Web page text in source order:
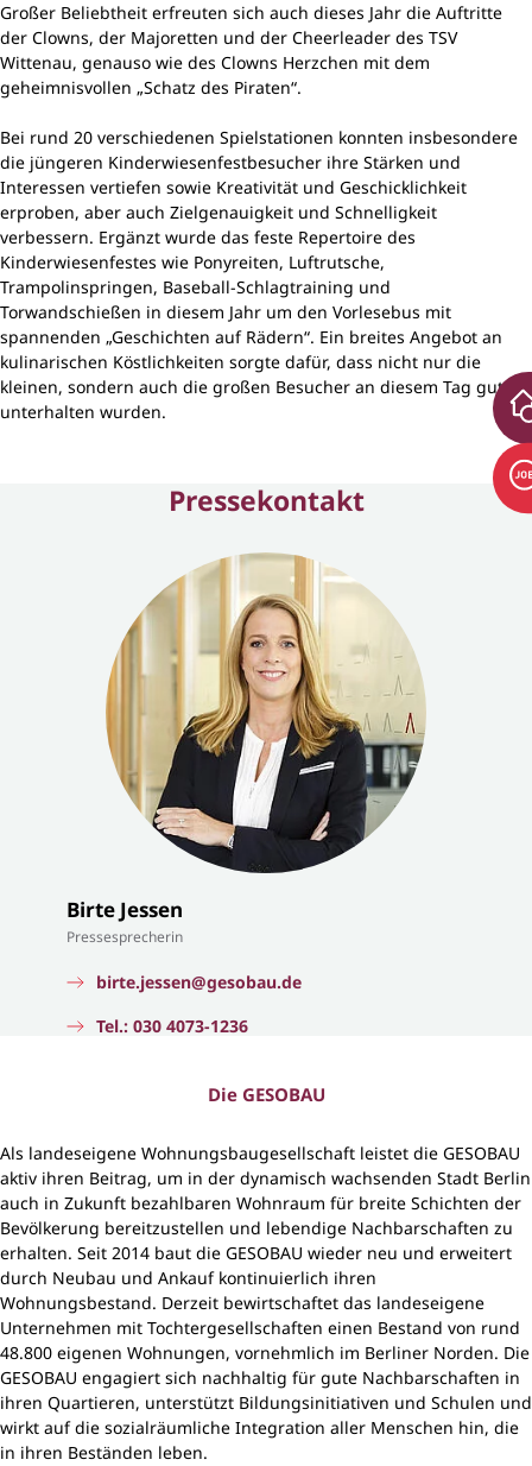
Großer Beliebtheit erfreuten sich auch dieses Jahr die Auftritte
der Clowns, der Majoretten und der Cheerleader des TSV
Wittenau, genauso wie des Clowns Herzchen mit dem
geheimnisvollen „Schatz des Piraten“.
Bei rund 20 verschiedenen Spielstationen konnten insbesondere
die jüngeren Kinderwiesenfestbesucher ihre Stärken und
Interessen vertiefen sowie Kreativität und Geschicklichkeit
erproben, aber auch Zielgenauigkeit und Schnelligkeit
verbessern. Ergänzt wurde das feste Repertoire des
Kinderwiesenfestes wie Ponyreiten, Luftrutsche,
Trampolinspringen, Baseball-Schlagtraining und
Torwandschießen in diesem Jahr um den Vorlesebus mit
spannenden „Geschichten auf Rädern“. Ein breites Angebot an
kulinarischen Köstlichkeiten sorgte dafür, dass nicht nur die
kleinen, sondern auch die großen Besucher an diesem Tag gut
unterhalten wurden.
Pressekontakt
Birte Jessen
Pressesprecherin
birte.jessen@gesobau.de
Tel.: 030 4073-1236
Die GESOBAU
Als landeseigene Wohnungsbaugesellschaft leistet die GESOBAU
aktiv ihren Beitrag, um in der dynamisch wachsenden Stadt Berlin
auch in Zukunft bezahlbaren Wohnraum für breite Schichten der
Bevölkerung bereitzustellen und lebendige Nachbarschaften zu
erhalten. Seit 2014 baut die GESOBAU wieder neu und erweitert
durch Neubau und Ankauf kontinuierlich ihren
Wohnungsbestand. Derzeit bewirtschaftet das landeseigene
Unternehmen mit Tochtergesellschaften einen Bestand von rund
48.800 eigenen Wohnungen, vornehmlich im Berliner Norden. Die
GESOBAU engagiert sich nachhaltig für gute Nachbarschaften in
ihren Quartieren, unterstützt Bildungsinitiativen und Schulen und
wirkt auf die sozialräumliche Integration aller Menschen hin, die
in ihren Beständen leben.